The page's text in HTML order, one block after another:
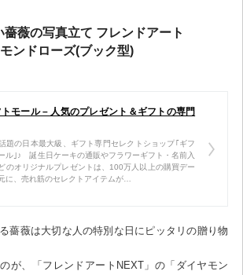
薔薇の写真立て フレンドアート
ンドローズ(ブック型)
トモール – 人気のプレゼント＆ギフトの専門
題の日本最大級、ギフト専門セレクトショップ｢ギフ
ル｣♪ 誕生日ケーキの通販やフラワーギフト・名前入
のオリジナルプレゼントは、100万人以上の購買デー
に、売れ筋のセレクトアイテムが…
薔薇は大切な人の特別な日にピッタリの贈り物
が、「フレンドアートNEXT」の「ダイヤモン